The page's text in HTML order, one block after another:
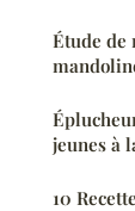
Étude de
jeunes à
10